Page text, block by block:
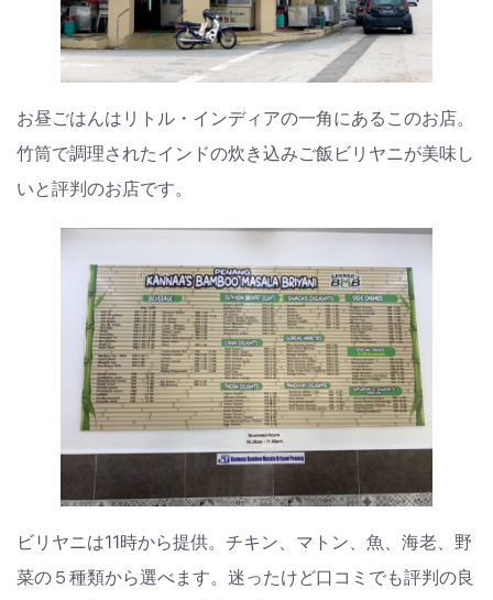
お昼ごはんはリトル・インディアの一角にあるこのお店。
竹筒で調理されたインドの炊き込みご飯ビリヤニが美味し
いと評判のお店です。
ビリヤニは11時から提供。チキン、マトン、魚、海老、野
菜の５種類から選べます。迷ったけど口コミでも評判の良